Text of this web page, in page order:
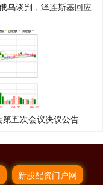
乌谈判，泽连斯基回应
五次会议决议公告
新股配资门户网